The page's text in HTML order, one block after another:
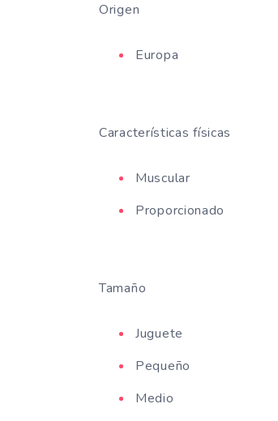
Origen
Europa
Características físicas
Muscular
Proporcionado
Tamaño
Juguete
Pequeño
Medio